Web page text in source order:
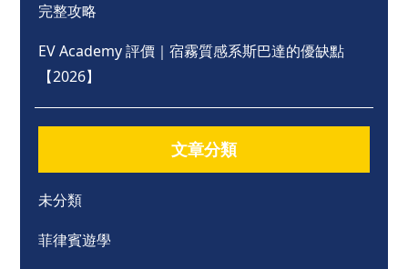
完整攻略
EV Academy 評價｜宿霧質感系斯巴達的優缺點
【2026】
文章分類
未分類
菲律賓遊學